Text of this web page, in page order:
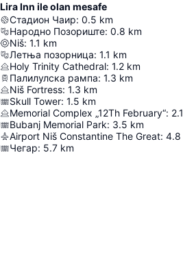
Lira Inn ile olan mesafe
Стадион Чаир: 0.5 km
Народно Позориште: 0.8 km
Niš: 1.1 km
Летња позорница: 1.1 km
Holy Trinity Cathedral: 1.2 km
Палилулска рампа: 1.3 km
Niš Fortress: 1.3 km
Skull Tower: 1.5 km
Memorial Complex „12Th February“: 2.1
Bubanj Memorial Park: 3.5 km
Airport Niš Constantine The Great: 4.8
Чегар: 5.7 km